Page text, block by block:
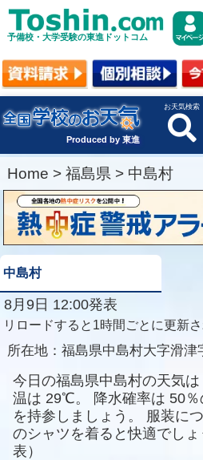
予備校・大学受験の東進ドットコム
Produced by 東進
お天気検索
Home > 福島県 > 中島村
中島村
8月9日 12:00発表
リロードすると1時間ごとに更新さ
所在地： 福島県中島村大字滑津
今日の福島県中島村の天気は
温は 29℃。 降水確率は 50
を持参しましょう。
服装に
のシャツを着ると快適でしょ
表）